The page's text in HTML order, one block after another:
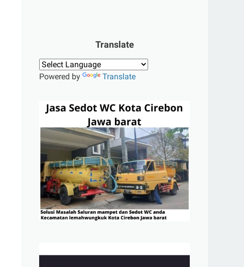
Translate
Powered by Translate